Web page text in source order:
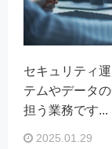
セキュリティ
テムやデータ
担う業務です...
2025.01.29